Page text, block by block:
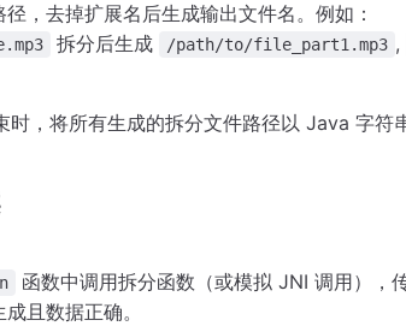
，去掉扩展名后生成输出文件名。例如：
拆分后生成 /path/to/file_part1.mp3 ,
时，将所有生成的拆分文件路径以 Java 字符
函数中调用拆分函数（或模拟 JNI 调用），
且数据正确。